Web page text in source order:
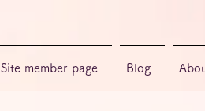
Site member page Blog